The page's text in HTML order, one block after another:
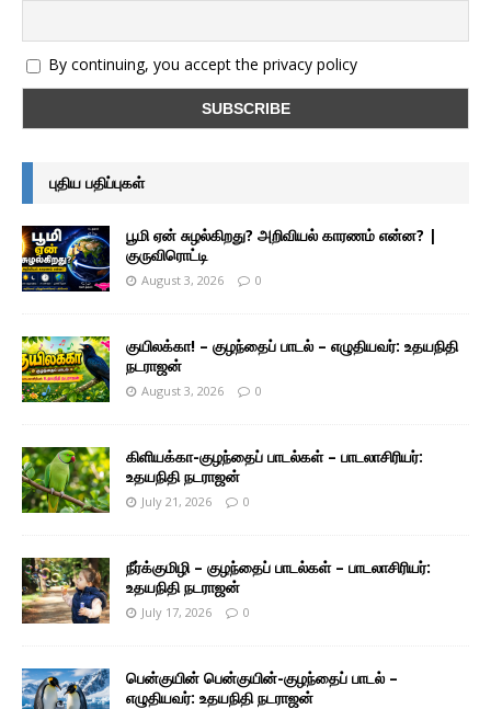
By continuing, you accept the privacy policy
புதிய பதிப்புகள்
பூமி ஏன் சுழல்கிறது? அறிவியல் காரணம் என்ன? |
குருவிரொட்டி
August 3, 2026 0
குயிலக்கா! – குழந்தைப் பாடல் – எழுதியவர்: உதயநிதி
நடராஜன்
August 3, 2026 0
கிளியக்கா-குழந்தைப் பாடல்கள் – பாடலாசிரியர்:
உதயநிதி நடராஜன்
July 21, 2026 0
நீர்க்குமிழி – குழந்தைப் பாடல்கள் – பாடலாசிரியர்:
உதயநிதி நடராஜன்
July 17, 2026 0
பென்குயின் பென்குயின்-குழந்தைப் பாடல் –
எழுதியவர்: உதயநிதி நடராஜன்